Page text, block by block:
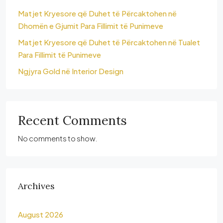
Matjet Kryesore që Duhet të Përcaktohen në
Dhomën e Gjumit Para Fillimit të Punimeve
Matjet Kryesore që Duhet të Përcaktohen në Tualet
Para Fillimit të Punimeve
Ngjyra Gold në Interior Design
Recent Comments
No comments to show.
Archives
August 2026